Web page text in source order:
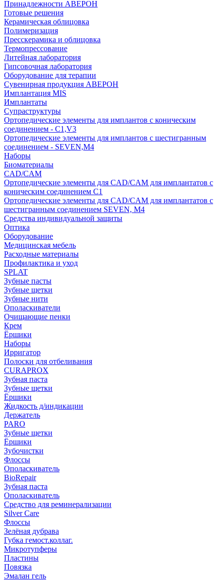
Принадлежности АВЕРОН
Готовые решения
Керамическая облицовка
Полимеризация
Пресскерамика и облицовка
Термопрессование
Литейная лаборатория
Гипсовочная лаборатория
Оборудование для терапии
Сувенирная продукция АВЕРОН
Имплантация MIS
Имплантаты
Супраструктуры
Ортопедические элементы для имплантов с коническим
соединением - C1,V3
Ортопедические элементы для имплантов с шестигранным
соединением - SEVEN,M4
Наборы
Биоматериалы
CAD/CAM
Ортопедические элементы для CAD/CAM для имплантатов с
коническим соединением С1
Ортопедические элементы для CAD/CAM для имплантатов с
шестигранным соединением SEVEN, М4
Средства индивидуальной защиты
Оптика
Оборудование
Медицинская мебель
Расходные материалы
Профилактика и уход
SPLAT
Зубные пасты
Зубные щетки
Зубные нити
Ополаскиватели
Очищающие пенки
Крем
Ёршики
Наборы
Ирригатор
Полоски для отбеливания
CURAPROX
Зубная паста
Зубные щетки
Ёршики
Жидкость д/индикации
Держатель
PARO
Зубные щетки
Ёршики
Зубочистки
Флоссы
Ополаскиватель
BioRepair
Зубная паста
Ополаскиватель
Средство для реминерализации
Silver Care
Флоссы
Зелёная дубрава
Губка гемост.коллаг.
Микротупферы
Пластины
Повязка
Эмалан гель